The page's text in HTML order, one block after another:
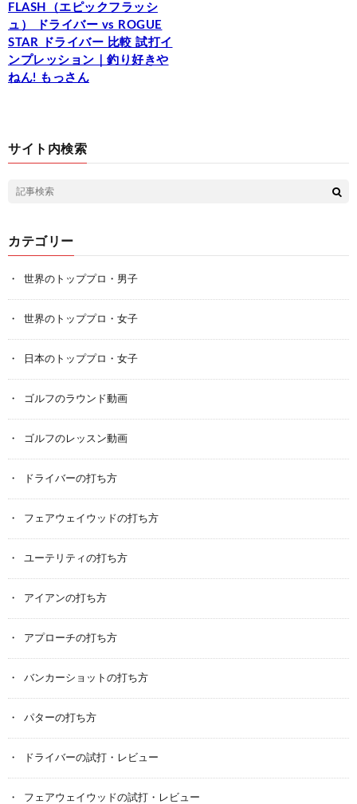
FLASH（エピックフラッシ
ュ） ドライバー vs ROGUE
STAR ドライバー 比較 試打イ
ンプレッション｜釣り好きや
ねん! もっさん
サイト内検索
カテゴリー
世界のトッププロ・男子
世界のトッププロ・女子
日本のトッププロ・女子
ゴルフのラウンド動画
ゴルフのレッスン動画
ドライバーの打ち方
フェアウェイウッドの打ち方
ユーテリティの打ち方
アイアンの打ち方
アプローチの打ち方
バンカーショットの打ち方
パターの打ち方
ドライバーの試打・レビュー
フェアウェイウッドの試打・レビュー